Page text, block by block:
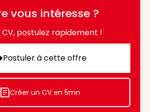
vous intéresse ?
CV, postulez rapidement !
Postuler à cette offre
Postuler à cette offre
Icon decorative
Créer un CV en 5mn